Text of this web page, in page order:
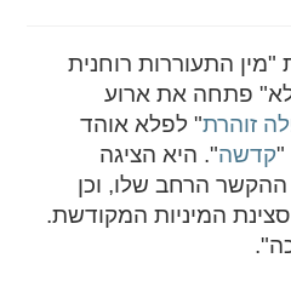
התעוררות רוחנית
פתחה את ארוע
זוהרת" לפלא אוהד
"קדשה". היא הציגה
הרחב שלו, וכן
המיניות המקודשת.